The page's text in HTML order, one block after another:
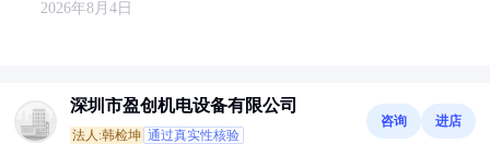
2026年8月4日
深圳市盈创机电设备有限公司
法人:韩检坤 通过真实性核验
咨询 进店